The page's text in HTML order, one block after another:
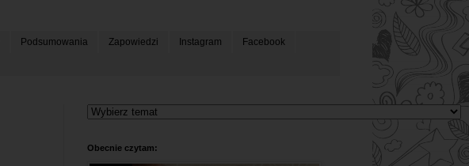
Podsumowania Zapowiedzi Instagram Facebook
Obecnie czytam: